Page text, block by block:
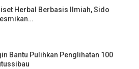
Herbal Berbasis Ilmiah, Sido
Bantu Pulihkan Penglihatan 100